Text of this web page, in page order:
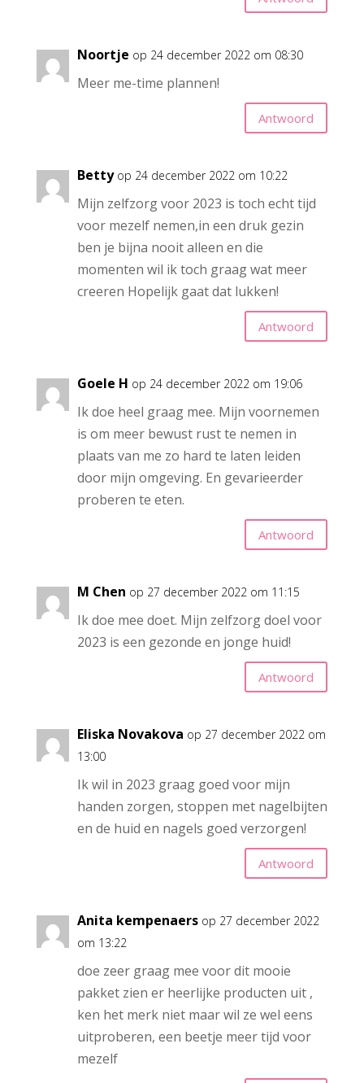
Noortje op 24 december 2022 om 08:30
Meer me-time plannen!
Antwoord
Betty op 24 december 2022 om 10:22
Mijn zelfzorg voor 2023 is toch echt tijd
voor mezelf nemen,in een druk gezin
ben je bijna nooit alleen en die
momenten wil ik toch graag wat meer
creeren Hopelijk gaat dat lukken!
Antwoord
Goele H op 24 december 2022 om 19:06
Ik doe heel graag mee. Mijn voornemen
is om meer bewust rust te nemen in
plaats van me zo hard te laten leiden
door mijn omgeving. En gevarieerder
proberen te eten.
Antwoord
M Chen op 27 december 2022 om 11:15
Ik doe mee doet. Mijn zelfzorg doel voor
2023 is een gezonde en jonge huid!
Antwoord
Eliska Novakova op 27 december 2022 om
13:00
Ik wil in 2023 graag goed voor mijn
handen zorgen, stoppen met nagelbijten
en de huid en nagels goed verzorgen!
Antwoord
Anita kempenaers op 27 december 2022
om 13:22
doe zeer graag mee voor dit mooie
pakket zien er heerlijke producten uit ,
ken het merk niet maar wil ze wel eens
uitproberen, een beetje meer tijd voor
mezelf